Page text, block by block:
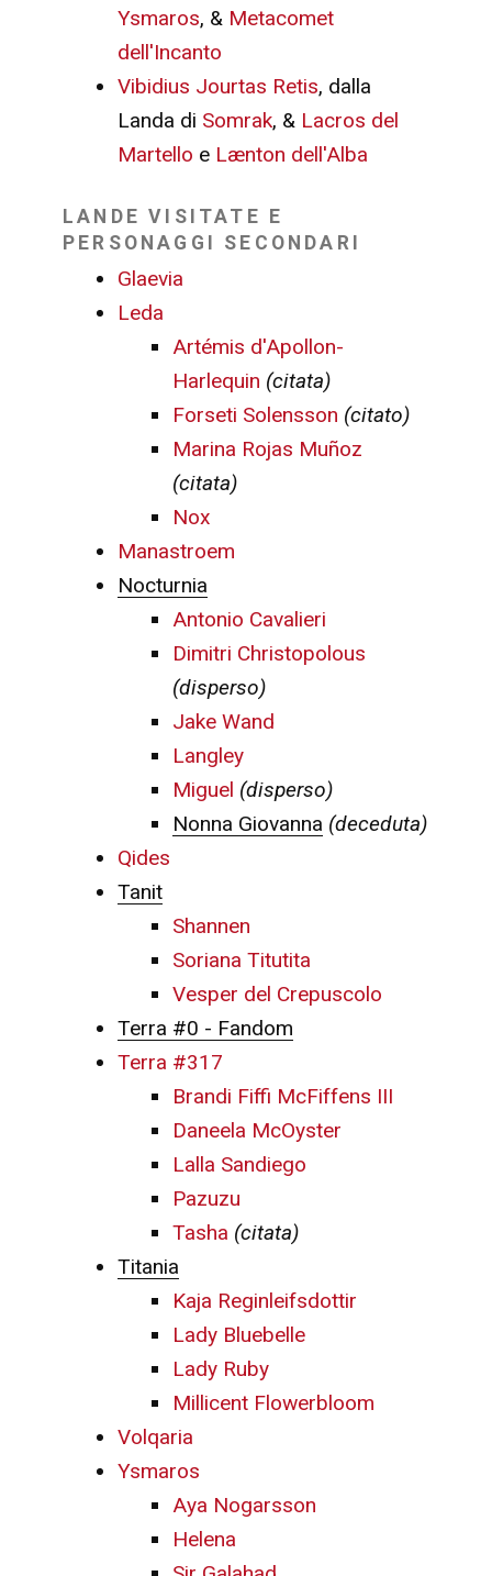
Ysmaros, & Metacomet
dell'Incanto
Vibidius Jourtas Retis, dalla
Landa di Somrak, & Lacros del
Martello e Lænton dell'Alba
LANDE VISITATE E
PERSONAGGI SECONDARI
Glaevia
Leda
Artémis d'Apollon-
Harlequin (citata)
Forseti Solensson (citato)
Marina Rojas Muñoz
(citata)
Nox
Manastroem
Nocturnia
Antonio Cavalieri
Dimitri Christopolous
(disperso)
Jake Wand
Langley
Miguel (disperso)
Nonna Giovanna (deceduta)
Qides
Tanit
Shannen
Soriana Titutita
Vesper del Crepuscolo
Terra #0 - Fandom
Terra #317
Brandi Fiffi McFiffens III
Daneela McOyster
Lalla Sandiego
Pazuzu
Tasha (citata)
Titania
Kaja Reginleifsdottir
Lady Bluebelle
Lady Ruby
Millicent Flowerbloom
Volqaria
Ysmaros
Aya Nogarsson
Helena